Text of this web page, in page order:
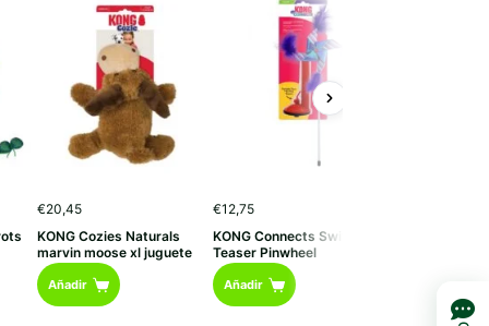
€20,45
KONG Cozies Naturals
marvin moose xl juguete
Añadir
€12,75
KONG Connects Switch
Teaser Pinwheel
Añadir
producto